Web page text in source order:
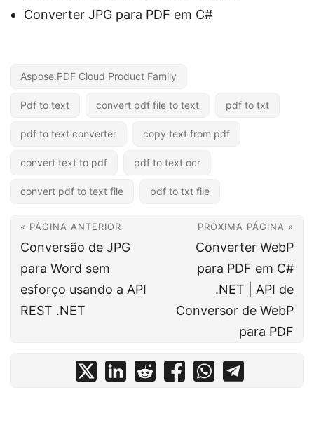
Converter JPG para PDF em C#
Aspose.PDF Cloud Product Family
Pdf to text convert pdf file to text pdf to txt
pdf to text converter copy text from pdf
convert text to pdf pdf to text ocr
convert pdf to text file pdf to txt file
« PÁGINA ANTERIOR
Conversão de JPG
para Word sem
esforço usando a API
REST .NET
PRÓXIMA PÁGINA »
Converter WebP
para PDF em C#
.NET | API de
Conversor de WebP
para PDF